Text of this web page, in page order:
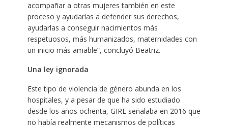
acompañar a otras mujeres también en este
proceso y ayudarlas a defender sus derechos,
ayudarlas a conseguir nacimientos más
respetuosos, más humanizados, maternidades con
un inicio más amable”, concluyó Beatriz.
Una ley ignorada
Este tipo de violencia de género abunda en los
hospitales, y a pesar de que ha sido estudiado
desde los años ochenta, GIRE señalaba en 2016 que
no había realmente mecanismos de políticas